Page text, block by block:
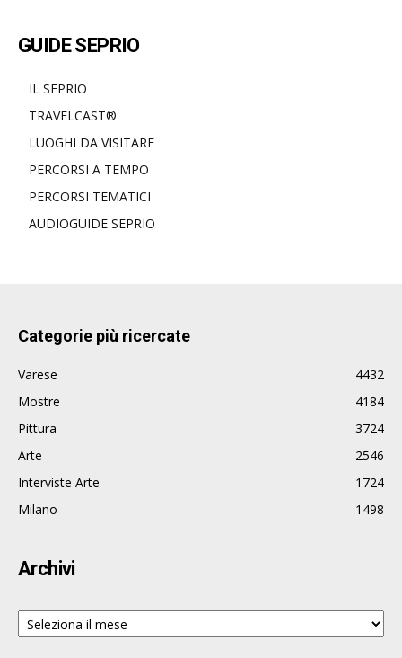
GUIDE SEPRIO
IL SEPRIO
TRAVELCAST®
LUOGHI DA VISITARE
PERCORSI A TEMPO
PERCORSI TEMATICI
AUDIOGUIDE SEPRIO
Categorie più ricercate
Varese
4432
Mostre
4184
Pittura
3724
Arte
2546
Interviste Arte
1724
Milano
1498
Archivi
Archivi